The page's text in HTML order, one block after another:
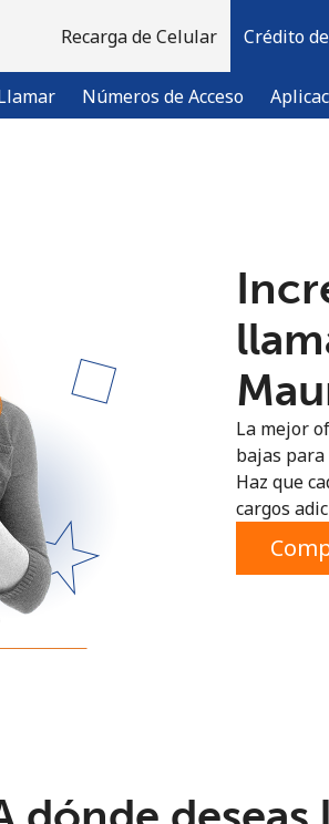
Recarga de Celular Crédito
Números de Acceso
¿Ya tienes una cuenta? Inicia
Regístrate con
La mejor
bajas
Haz que
cargos